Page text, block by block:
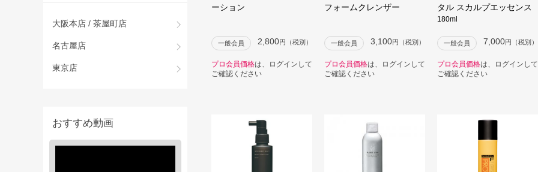
大阪本店 / 茶屋町店
名古屋店
東京店
おすすめ動画
ーション
一般会員 2,800円（税別）
プロ会員価格は、ログインして
ご確認ください
フォームクレンザー
一般会員 3,100円（税別）
プロ会員価格は、ログインして
ご確認ください
タル スカルプエッセンス
180ml
一般会員 7,000円（税別）
プロ会員価格は、ログインして
ご確認ください